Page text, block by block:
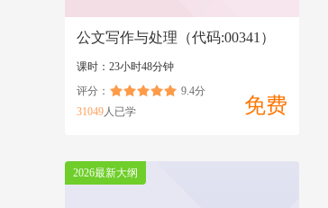
公文写作与处理（代码:00341）
课时：23小时48分钟
免费
评分：
9.4分
31049人已学
2026最新大纲